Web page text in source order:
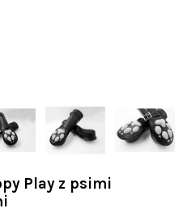
Play z psimi